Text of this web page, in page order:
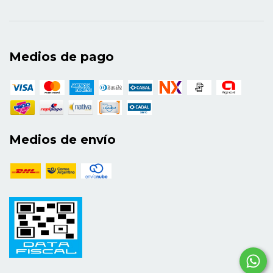
2005); Pedagogía -improbable- de la diferencia
intimidad y la alteridad. Experiencias con la
palabra (Miño y Dávila, Buenos Aires, 2006);
Huellas de Derrida. Ensayos pedagógicos no
Estante, Buenos Aires, 2006); La educación -que
pedagogía y literatura (con Jorge Larrosa, Miño y
Dávila, Buenos Aires, 2007); Experiencia y
Sapiens, 2009); Conmover la educación (con
Magaldy Téllez, Noveduc, Buenos Aires, 2009); Lo
dicho, lo escrito y lo ignorado (Miño y Dávila, 2011,
Tercer premio nacional de ensayo); La escritura.
De la pronunciación a la travesía (Babel Editora,
Medios de pago
Medios de envío